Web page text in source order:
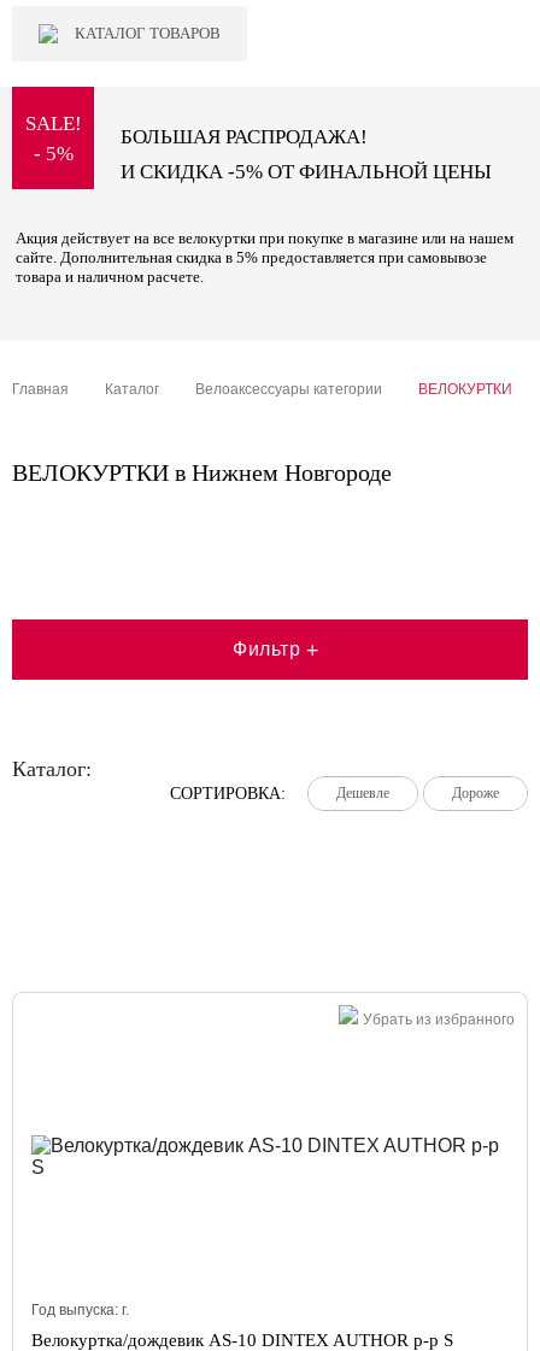
КАТАЛОГ ТОВАРОВ
SALE!
- 5%
БОЛЬШАЯ РАСПРОДАЖА!
И СКИДКА -5% ОТ ФИНАЛЬНОЙ ЦЕНЫ
Акция действует на все велокуртки при покупке в магазине или на нашем
сайте. Дополнительная скидка в 5% предоставляется при самовывозе
товара и наличном расчете.
Главная Каталог Велоаксессуары категории ВЕЛОКУРТКИ
ВЕЛОКУРТКИ в Нижнем Новгороде
Фильтр +
Каталог:
СОРТИРОВКА: Дешевле
Дешевле
Дешевле Дороже
Дороже
Дороже
Убрать из избранного
Год выпуска: г.
Велокуртка/дождевик AS-10 DINTEX AUTHOR р-р S